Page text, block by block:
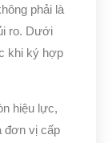
phải là
ro. Dưới
khi ký hợp
hiệu lực,
đơn vị cấp